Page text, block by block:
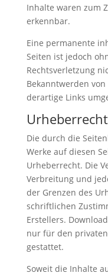
Inhalte waren zum
erkennbar.
Eine permanente
Seiten ist jedoch
Rechtsverletzung
Bekanntwerden
derartige Links
Urheberrecht
Die durch die
Werke auf diesen
Urheberrecht. Die
Verbreitung und
der Grenzen des
schriftlichen
Erstellers.
nur für den
gestattet.
Soweit die Inhalte